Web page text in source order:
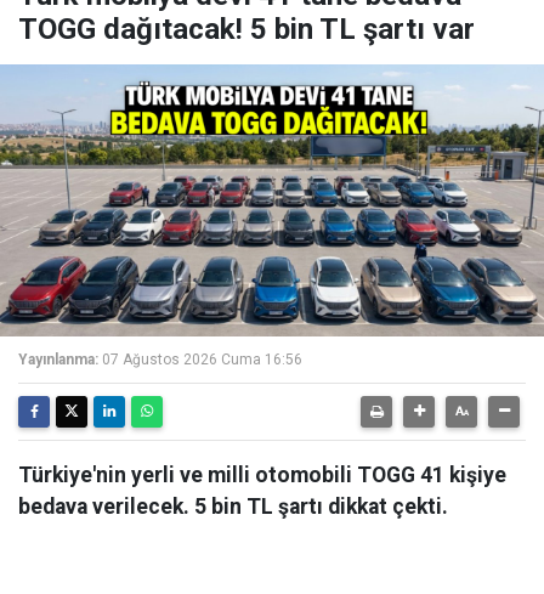
TOGG dağıtacak! 5 bin TL şartı var
Yayınlanma: 07 Ağustos 2026 Cuma 16:56
Türkiye'nin yerli ve milli otomobili TOGG 41 kişiye
bedava verilecek. 5 bin TL şartı dikkat çekti.